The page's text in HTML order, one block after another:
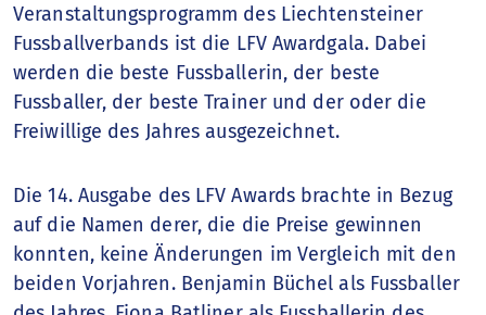
Veranstaltungsprogramm des Liechtensteiner
Fussballverbands ist die LFV Awardgala. Dabei
werden die beste Fussballerin, der beste
Fussballer, der beste Trainer und der oder die
Freiwillige des Jahres ausgezeichnet.
Die 14. Ausgabe des LFV Awards brachte in Bezug
auf die Namen derer, die die Preise gewinnen
konnten, keine Änderungen im Vergleich mit den
beiden Vorjahren. Benjamin Büchel als Fussballer